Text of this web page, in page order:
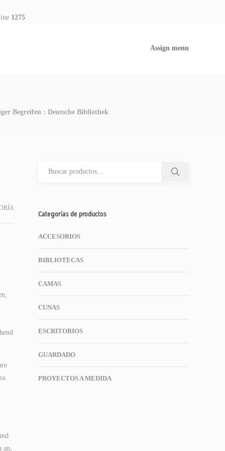
1275
Assign menu
Begreifen : Deutsche Bibliothek
an,
Categorías de productos
ACCESORIOS
BIBLIOTECAS
CAMAS
CUNAS
ESCRITORIOS
GUARDADO
PROYECTOS A MEDIDA